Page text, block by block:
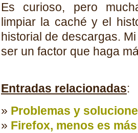
Es curioso, pero
limpiar la caché y el
historial de descargas.
ser un factor que haga
Entradas relacionadas:
» Problemas y
» Firefox, menos es más